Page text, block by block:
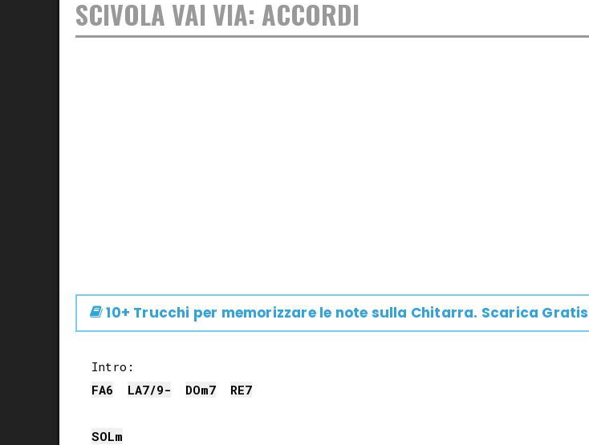
SCIVOLA VAI VIA: ACCORDI
10+ Trucchi per memorizzare le note sulla Chitarra. Scarica
FA6 LA7/9- DOm7 RE7
SOLm